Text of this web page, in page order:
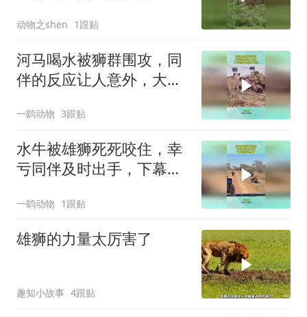
动物之shen 1跟贴
河马喝水被狮群围攻，同
伴的反应让人意外，大自
一鹞动物 3跟贴
水牛被雄狮死死咬住，幸
亏同伴及时出手，下幕雄
一鹞动物 1跟贴
雄狮的力量太厉害了
趣知小故事 4跟贴